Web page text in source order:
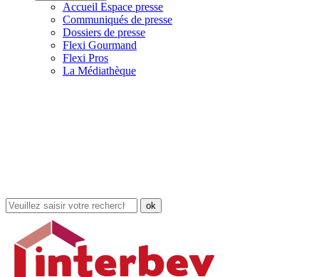
Accueil Espace presse
Communiqués de presse
Dossiers de presse
Flexi Gourmand
Flexi Pros
La Médiathèque
Rechercher
dans
site